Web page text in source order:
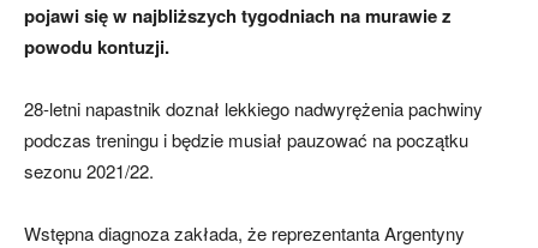
skład)
pojawi się w najbliższych tygodniach na murawie z
powodu kontuzji.
28-letni napastnik doznał lekkiego nadwyrężenia pachwiny
podczas treningu i będzie musiał pauzować na początku
sezonu 2021/22.
Wstępna diagnoza zakłada, że reprezentanta Argentyny